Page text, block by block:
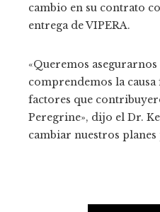
cambio en su contrato
entrega de VIPERA.
«Queremos
comprendemos la
factores que
Peregrine», dijo el Dr.
cambiar nuestros